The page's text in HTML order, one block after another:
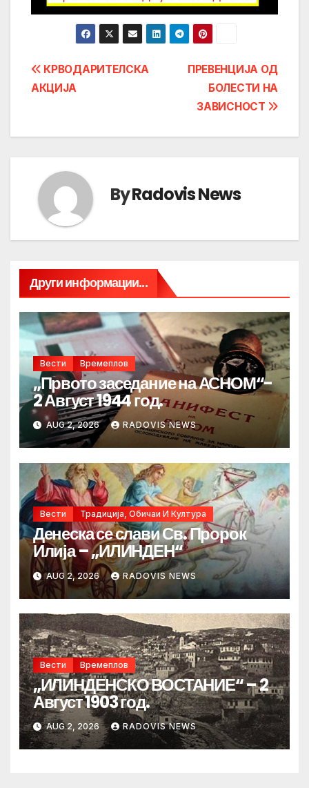
Post
navigation
ПРЕВЕНЦИЈА ОД
БОЛЕСТИ НА
ЗАВИСНОСТ
КРВОДАРИТЕЛСКА
АКЦИЈА
ByRadovis News
Други информации...
Вести Времеплов
„Првото заседание на АСНОМ“-
2 Август 1944 год.
AUG 2, 2026 RADOVIS NEWS
Вести Традиција, Обичаи И Култура
Денеска се слави Св. Пророк
Илија – „ИЛИНДЕН“
AUG 2, 2026 RADOVIS NEWS
Вести Времеплов
„ИЛИНДЕНСКО ВОСТАНИЕ“ – 2
Август 1903 год.
AUG 2, 2026 RADOVIS NEWS